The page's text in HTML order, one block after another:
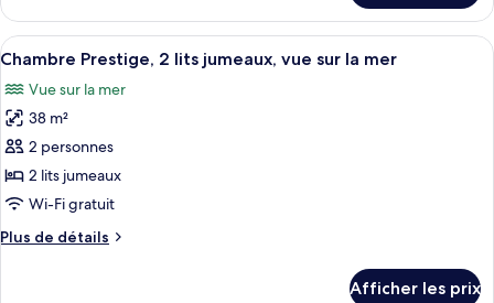
2
lits
Chambre
Deluxe,
2
jumeaux
Afficher
toutes
les
photos
pour
ce
type
chambre :
Literie hypoallergénique, minibar,
6
Chambre Prestige, 2 lits jumeaux, vue sur la mer
Vue sur la mer
38 m²
2 personnes
2 lits jumeaux
Wi-Fi gratuit
Plus de détails
Plus
Afficher les prix